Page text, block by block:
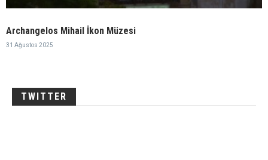
Archangelos Mihail İkon Müzesi
31 Ağustos 2025
TWITTER